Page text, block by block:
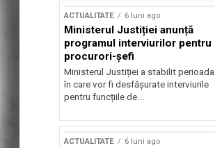
ACTUALITATE 6 luni ago
Ministerul Justiției anunță
programul interviurilor pentru
procurori-șefi
Ministerul Justiției a stabilit perioada
în care vor fi desfășurate interviurile
pentru funcțiile de...
ACTUALITATE 6 luni ago